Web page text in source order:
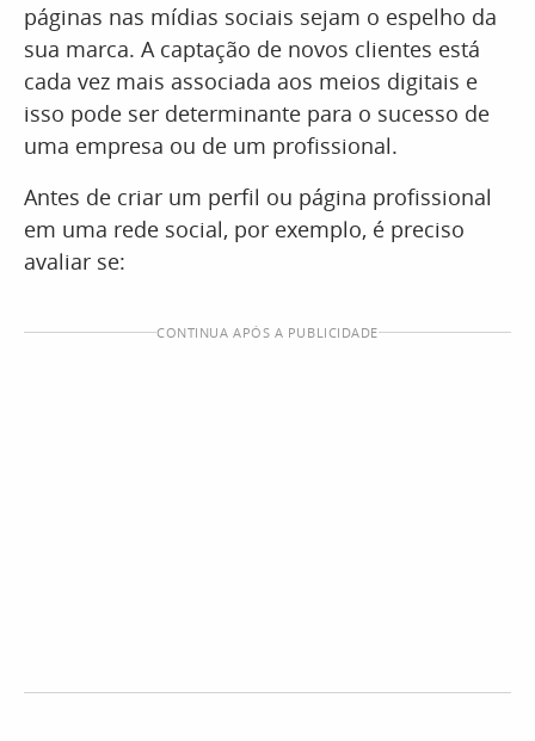
páginas nas mídias sociais sejam o espelho da
sua marca. A captação de novos clientes está
cada vez mais associada aos meios digitais e
isso pode ser determinante para o sucesso de
uma empresa ou de um profissional.
Antes de criar um perfil ou página profissional
em uma rede social, por exemplo, é preciso
avaliar se:
CONTINUA APÓS A PUBLICIDADE